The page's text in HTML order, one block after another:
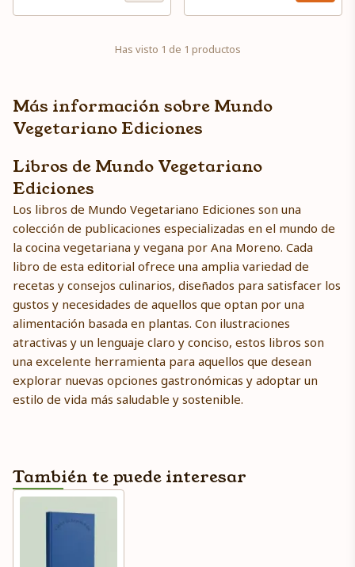
Has visto 1 de 1 productos
Más información sobre Mundo
Vegetariano Ediciones
Libros de Mundo Vegetariano
Ediciones
Los libros de Mundo Vegetariano Ediciones son una
colección de publicaciones especializadas en el mundo de
la cocina vegetariana y vegana por Ana Moreno. Cada
libro de esta editorial ofrece una amplia variedad de
recetas y consejos culinarios, diseñados para satisfacer los
gustos y necesidades de aquellos que optan por una
alimentación basada en plantas. Con ilustraciones
atractivas y un lenguaje claro y conciso, estos libros son
una excelente herramienta para aquellos que desean
explorar nuevas opciones gastronómicas y adoptar un
estilo de vida más saludable y sostenible.
También te puede interesar